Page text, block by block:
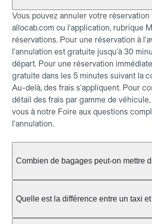
Vous pouvez annuler votre réservation
allocab.com ou l'application, rubrique
réservations. Pour une réservation à
l'annulation est gratuite jusqu'à 30
départ. Pour une réservation
gratuite dans les 5 minutes suivant la
Au-delà, des frais s'appliquent. Pour
détail des frais par gamme de
vous à notre Foire aux questions
l'annulation.
Combien de bagages peut-on mettre
taxi berline accueille en général
ou nombreux, précisez-le dans le
Quelle est la différence entre un taxi